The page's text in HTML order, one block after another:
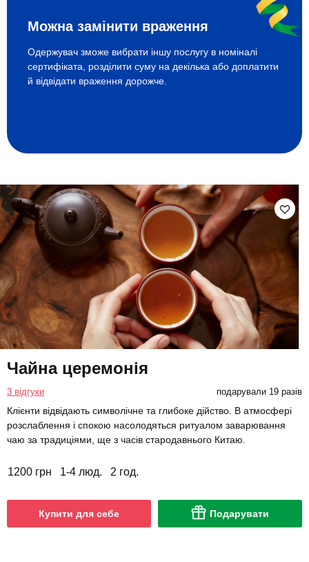
Можна замінити враження
Одержувач зможе вибрати іншу послугу в номіналі
сертифіката, розділити суму на декілька або доплатити
й відвідати враження дорожче.
Чайна церемонія
3 відгуки подарували 19 разів
Клієнти відвідають символічне та глибоке дійство. В атмосфері
розслаблення і спокою насолодяться ритуалом заварювання
чаю за традиціями, ще з часів стародавнього Китаю.
1200 грн 1-4 люд. 2 год.
Купити для себе Подарувати